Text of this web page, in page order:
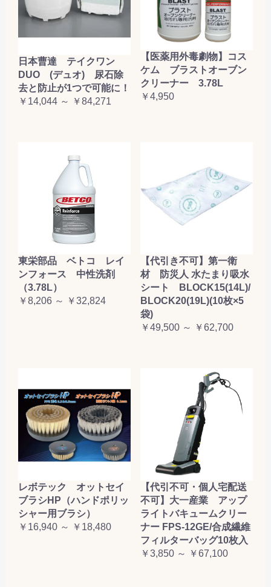
日本曹達 テイクワン
DUO (デュオ) 尿石除
去と防止が1つで可能に！
￥14,044 ～ ￥84,271
【医薬用外毒劇物】コス
ケム ブラストオーブン
クリーナー 3.78L
￥4,950
東栄部品 ベトコ レイ
ンフォース 中性洗剤
（3.78L）
￥8,206 ～ ￥32,824
【代引き不可】第一衛
材 防災人 水たまり吸水
シート BLOCK15(14L)/
BLOCK20(19L)(10枚×5
袋)
￥49,500 ～ ￥62,700
レボテック オットセイ
ブラシHP（ハンドポリッ
シャー用ブラシ）
￥16,940 ～ ￥18,480
【代引不可・個人宅配送
不可】大一産業 アップ
ライトバキュームクリー
ナー FPS-12GE/合成繊維
フィルターバッグ10枚入
￥3,850 ～ ￥67,100